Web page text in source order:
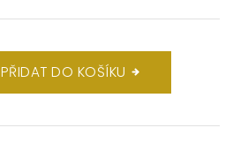
PŘIDAT DO KOŠÍKU